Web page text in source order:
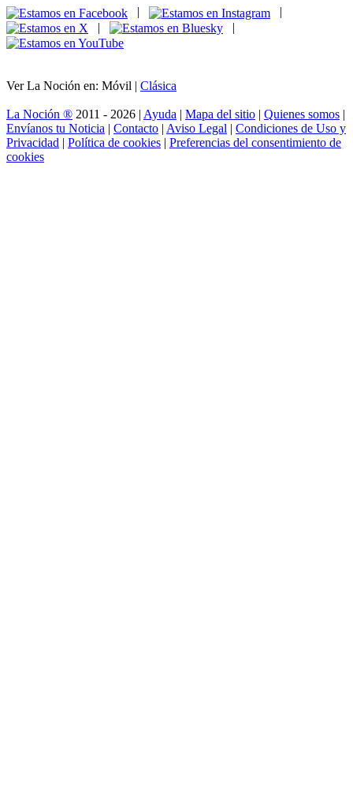
|
|
Ver La Noción en: Móvil | Clásica
La Noción ® 2011 - 2026 | Ayuda | Mapa del sitio | Quienes somos |
Envíanos tu Noticia | Contacto | Aviso Legal | Condiciones de Uso y
Privacidad | Política de cookies | Preferencias del consentimiento de
cookies